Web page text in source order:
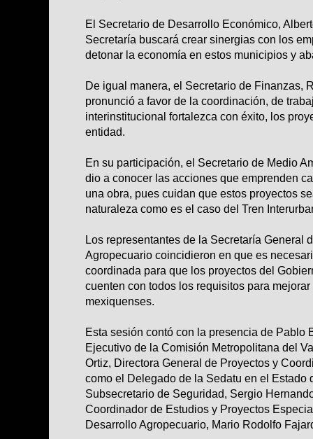
El Secretario de Desarrollo Económico,
Secretaría buscará crear sinergias con los
detonar la economía en estos municipios y
De igual manera, el Secretario de Finanzas,
pronunció a favor de la coordinación, de
interinstitucional fortalezca con éxito, los
entidad.
En su participación, el Secretario de Medio
dio a conocer las acciones que emprenden
una obra, pues cuidan que estos proyectos
naturaleza como es el caso del Tren
Los representantes de la Secretaría General
Agropecuario coincidieron en que es
coordinada para que los proyectos del
cuenten con todos los requisitos para
mexiquenses.
Esta sesión contó con la presencia de Pablo
Ejecutivo de la Comisión Metropolitana del
Ortiz, Directora General de Proyectos y
como el Delegado de la Sedatu en el Estado
Subsecretario de Seguridad, Sergio
Coordinador de Estudios y Proyectos
Desarrollo Agropecuario, Mario Rodolfo